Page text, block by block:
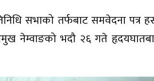
सभाको तर्फबाट समवेदना पत्र
नेम्वाङको भदौ २६ गते